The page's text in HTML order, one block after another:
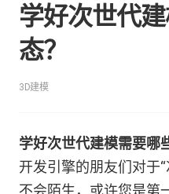
学好次世代
态？
3D建模
学好次世代建模需要哪
开发引擎的朋友们对于
不会陌生，或许您是第